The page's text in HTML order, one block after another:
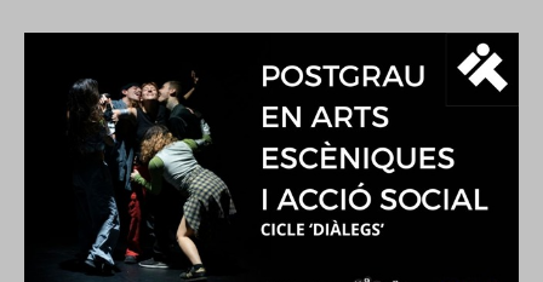
FacebookInstagramYoutubeTwitter/X
CA EN